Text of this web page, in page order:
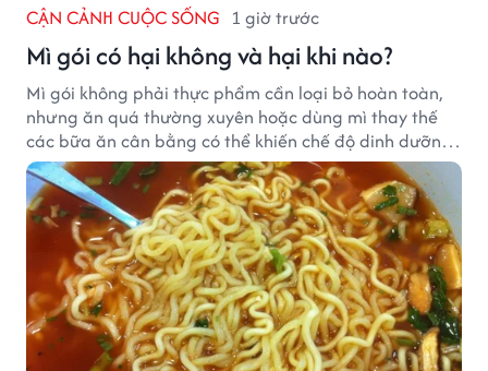
CẬN CẢNH CUỘC SỐNG 1 giờ trước
Mì gói có hại không và hại khi nào?
Mì gói không phải thực phẩm cần loại bỏ hoàn toàn,
nhưng ăn quá thường xuyên hoặc dùng mì thay thế
các bữa ăn cân bằng có thể khiến chế độ dinh dưỡng
mất cân đối.